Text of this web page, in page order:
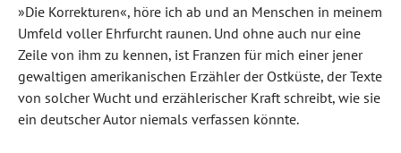
»Die Korrekturen«, höre ich ab und an Menschen in meinem
Umfeld voller Ehrfurcht raunen. Und ohne auch nur eine
Zeile von ihm zu kennen, ist Franzen für mich einer jener
gewaltigen amerikanischen Erzähler der Ostküste, der Texte
von solcher Wucht und erzählerischer Kraft schreibt, wie sie
ein deutscher Autor niemals verfassen könnte.